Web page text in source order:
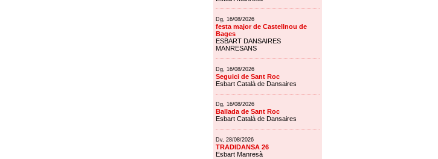
Dg, 16/08/2026
festa major de Castellnou de
Bages
ESBART DANSAIRES
MANRESANS
Dg, 16/08/2026
Seguici de Sant Roc
Esbart Català de Dansaires
Dg, 16/08/2026
Ballada de Sant Roc
Esbart Català de Dansaires
Dv, 28/08/2026
TRADIDANSA 26
Esbart Manresà